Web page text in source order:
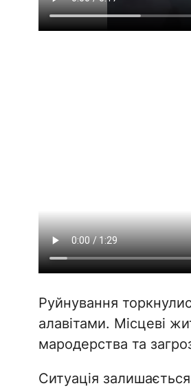
Руйнування
алавітами. Місцеві
мародерства та
Ситуація